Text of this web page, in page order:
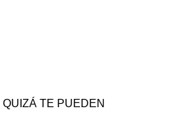
TE PUEDEN